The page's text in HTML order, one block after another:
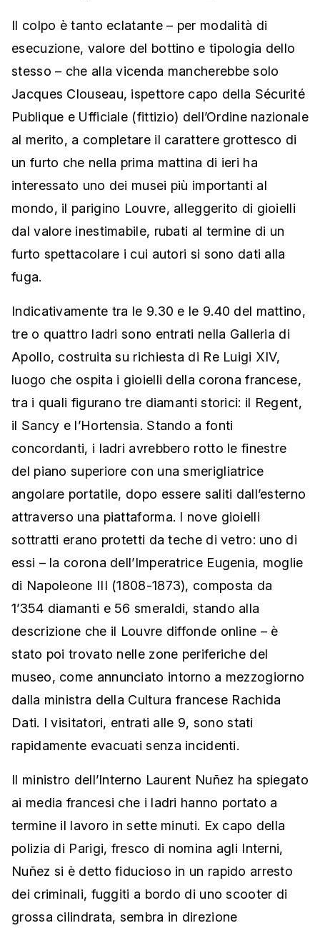
Il colpo è tanto eclatante – per modalità di
esecuzione, valore del bottino e tipologia dello
stesso – che alla vicenda mancherebbe solo
Jacques Clouseau, ispettore capo della Sécurité
Publique e Ufficiale (fittizio) dell’Ordine nazionale
al merito, a completare il carattere grottesco di
un furto che nella prima mattina di ieri ha
interessato uno dei musei più importanti al
mondo, il parigino Louvre, alleggerito di gioielli
dal valore inestimabile, rubati al termine di un
furto spettacolare i cui autori si sono dati alla
fuga.
Indicativamente tra le 9.30 e le 9.40 del mattino,
tre o quattro ladri sono entrati nella Galleria di
Apollo, costruita su richiesta di Re Luigi XIV,
luogo che ospita i gioielli della corona francese,
tra i quali figurano tre diamanti storici: il Regent,
il Sancy e l’Hortensia. Stando a fonti
concordanti, i ladri avrebbero rotto le finestre
del piano superiore con una smerigliatrice
angolare portatile, dopo essere saliti dall’esterno
attraverso una piattaforma. I nove gioielli
sottratti erano protetti da teche di vetro: uno di
essi – la corona dell’Imperatrice Eugenia, moglie
di Napoleone III (1808-1873), composta da
1’354 diamanti e 56 smeraldi, stando alla
descrizione che il Louvre diffonde online – è
stato poi trovato nelle zone periferiche del
museo, come annunciato intorno a mezzogiorno
dalla ministra della Cultura francese Rachida
Dati. I visitatori, entrati alle 9, sono stati
rapidamente evacuati senza incidenti.
Il ministro dell’Interno Laurent Nuñez ha spiegato
ai media francesi che i ladri hanno portato a
termine il lavoro in sette minuti. Ex capo della
polizia di Parigi, fresco di nomina agli Interni,
Nuñez si è detto fiducioso in un rapido arresto
dei criminali, fuggiti a bordo di uno scooter di
grossa cilindrata, sembra in direzione